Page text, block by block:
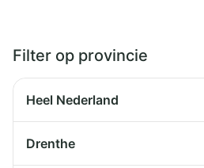
Filter op provincie
Heel Nederland
Drenthe